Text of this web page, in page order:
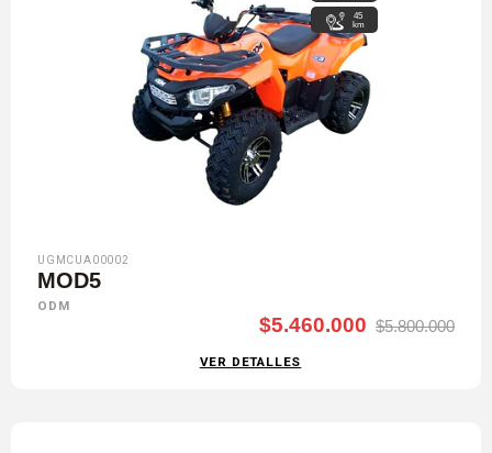
45
km
UGMCUA00002
MOD5
ODM
$5.460.000 $5.800.000
VER DETALLES